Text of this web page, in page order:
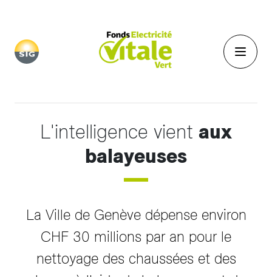
L'intelligence vient aux
balayeuses
La Ville de Genève dépense environ
CHF 30 millions par an pour le
nettoyage des chaussées et des